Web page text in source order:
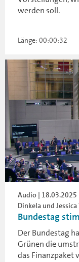
werden soll.
Länge: 00:00:32
Audio | 18.03.2025
Dinkela und
Bundestag
Der Bundestag
Grünen die
das Finanzpaket